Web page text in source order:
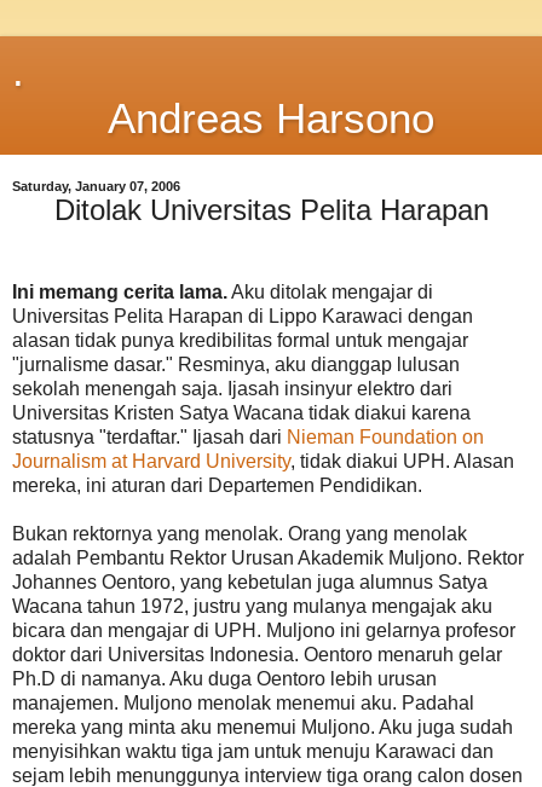
.
Andreas Harsono
Saturday, January 07, 2006
Ditolak Universitas Pelita Harapan
Ini memang cerita lama.Aku ditolak mengajar di
Universitas Pelita Harapan di Lippo Karawaci dengan
alasan tidak punya kredibilitas formal untuk mengajar
"jurnalisme dasar." Resminya, aku dianggap lulusan
sekolah menengah saja. Ijasah insinyur elektro dari
Universitas Kristen Satya Wacana tidak diakui karena
statusnya "terdaftar." Ijasah dari Nieman Foundation on
Journalism at Harvard University, tidak diakui UPH. Alasan
mereka, ini aturan dari Departemen Pendidikan.
Bukan rektornya yang menolak. Orang yang menolak
adalah Pembantu Rektor Urusan Akademik Muljono. Rektor
Johannes Oentoro, yang kebetulan juga alumnus Satya
Wacana tahun 1972, justru yang mulanya mengajak aku
bicara dan mengajar di UPH. Muljono ini gelarnya profesor
doktor dari Universitas Indonesia. Oentoro menaruh gelar
Ph.D di namanya. Aku duga Oentoro lebih urusan
manajemen. Muljono menolak menemui aku. Padahal
mereka yang minta aku menemui Muljono. Aku juga sudah
menyisihkan waktu tiga jam untuk menuju Karawaci dan
sejam lebih menunggunya interview tiga orang calon dosen